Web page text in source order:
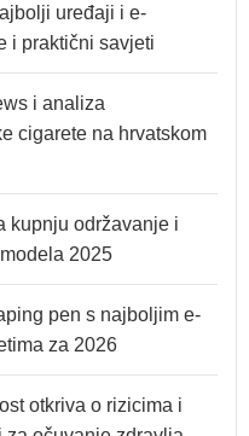
uređaji i e-
i praktični savjeti
i analiza
cigarete na hrvatskom
kupnju održavanje i
2025
pen s najboljim e-
za 2026
otkriva o rizicima i